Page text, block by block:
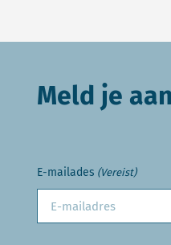
Meld je
E-mailades (Vereist)